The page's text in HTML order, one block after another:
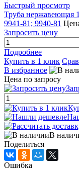
Быстрый просмотр
Труба
9941-81; 9940-81
Запросить цену
Подробнее
Купить в 1 клик
В избранное
Цена по запросу
В
Поделиться
Ошибка